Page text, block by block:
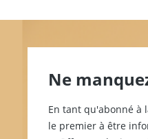
Ne
En tant qu'abonné à
le premier à être